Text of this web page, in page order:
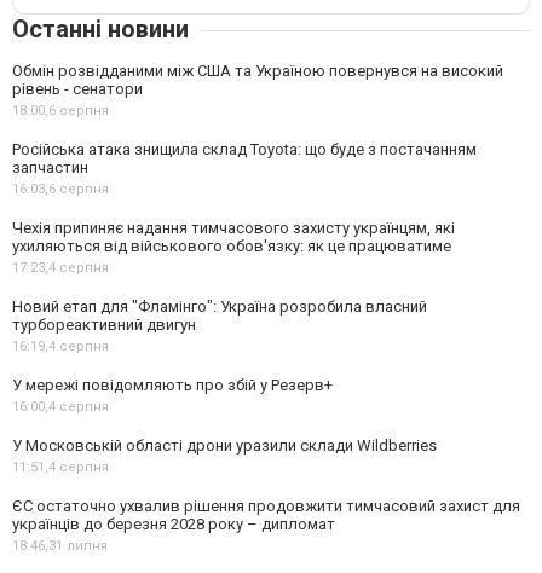
Останні новини
Обмін розвідданими між США та Україною повернувся на високий
рівень - сенатори
18:00,6 серпня
Російська атака знищила склад Toyota: що буде з постачанням
запчастин
16:03,6 серпня
Чехія припиняє надання тимчасового захисту українцям, які
ухиляються від військового обов'язку: як це працюватиме
17:23,4 серпня
Новий етап для "Фламінго": Україна розробила власний
турбореактивний двигун
16:19,4 серпня
У мережі повідомляють про збій у Резерв+
16:00,4 серпня
У Московській області дрони уразили склади Wildberries
11:51,4 серпня
ЄС остаточно ухвалив рішення продовжити тимчасовий захист для
українців до березня 2028 року – дипломат
18:46,31 липня